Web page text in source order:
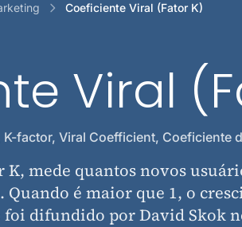
Coeficiente Viral (Fator K)
Viral
K-factor, Viral Coefficient, Coeficiente
mede quantos novos
é maior que 1, o
foi difundido por David Skok